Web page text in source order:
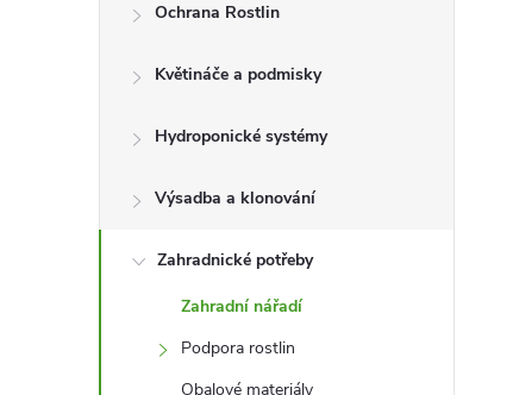
Ochrana Rostlin
Květináče a podmisky
Hydroponické systémy
Výsadba a klonování
Zahradnické potřeby
Zahradní nářadí
Podpora rostlin
Obalové materiály